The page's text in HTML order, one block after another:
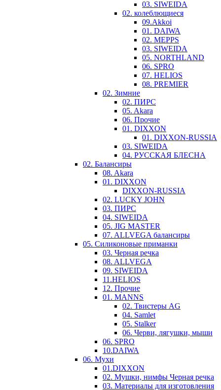
03. SIWEIDA
02. колеблющиеся
09.Akkoi
01. DAIWA
02. MEPPS
03. SIWEIDA
05. NORTHLAND
06. SPRO
07. HELIOS
08. PREMIER
02. Зимние
02. ПИРС
05. Akara
06. Прочие
01. DIXXON
01. DIXXON-RUSSIA
03. SIWEIDA
04. РУССКАЯ БЛЕСНА
02. Балансиры
08. Akara
01. DIXXON
DIXXON-RUSSIA
02. LUCKY JOHN
03. ПИРС
04. SIWEIDA
05. JIG MASTER
07. ALLVEGA балансиры
05. Силиконовые приманки
03. Черная речка
08. ALLVEGA
09. SIWEIDA
11.HELIOS
12. Прочие
01. MANNS
02. Твистеры AG
04. Samlet
05. Stalker
06. Черви, лягушки, мыши
06. SPRO
10.DAIWA
06. Мухи
01.DIXXON
02. Мушки, нимфы Черная речка
03. Материалы для изготовления